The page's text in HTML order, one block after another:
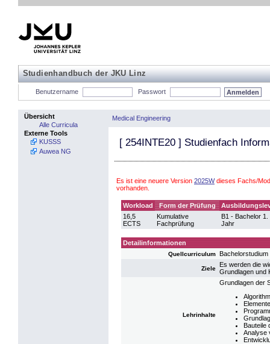
Studienhandbuch der JKU Linz
Benutzername Passwort
Übersicht
Alle Curricula
Externe Tools
KUSSS
Auwea NG
Medical Engineering
[ 254INTE20 ] Studienfach
Es ist eine neuere Version 2025Wdieses Fachs/
vorhanden.
Workload Form der Prüfung
16,5
ECTS
Kumulative
Fachprüfung
B1 - Bachelor 1.
Jahr
Detailinformationen
Quellcurriculum Bachelorstudium
Ziele
Es werden die
Grundlagen und
Lehrinhalte
Grundlagen der
Bauteile
Analyse